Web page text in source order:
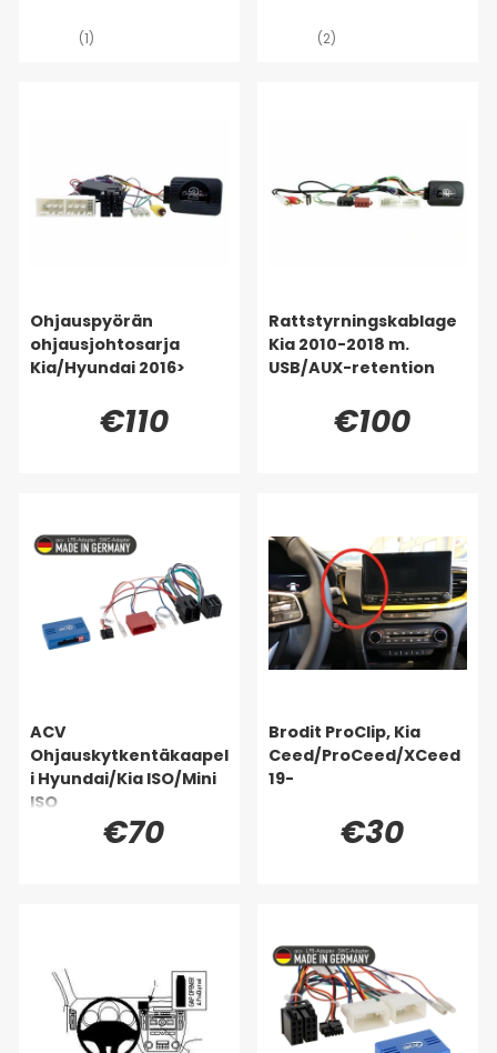
(1) (2)
Ohjauspyörän
ohjausjohtosarja
Kia/Hyundai 2016>
€110
Rattstyrningskablage
Kia 2010-2018 m.
USB/AUX-retention
€100
ACV
Ohjauskytkentäkaapel
i Hyundai/Kia ISO/Mini
ISO
€70
Brodit ProClip, Kia
Ceed/ProCeed/XCeed
19-
€30